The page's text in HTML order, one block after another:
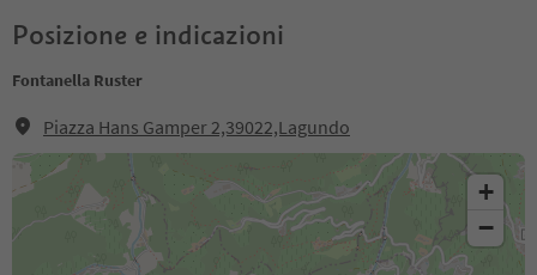
Posizione e indicazioni
Fontanella Ruster
Piazza Hans Gamper 2,39022,Lagundo
+
−